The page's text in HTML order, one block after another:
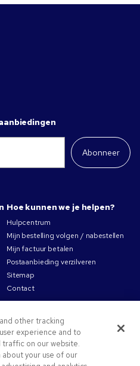
Abonneer
Hoe kunnen we je helpen?
Hulpcentrum
Mijn bestelling volgen / nabestellen
Mijn factuur betalen
Postaanbieding verzilveren
Sitemap
Contact
other tracking
experience and to
on our website.
about your use of our